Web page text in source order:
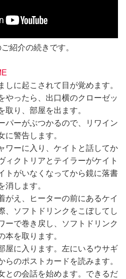
紹介の続きです。
しに起こされて目が覚めます。
やったら、出口横のクローゼッ
取り、部屋を出ます。
パーがぶつかるので、リワイン
に警告します。
ワーに入り、ケイトと話してか
ィクトリアとテイラーがケイト
トがいなくなってから鏡に落書
消します。
がえ、ヒーターの前にあるケイ
、ソフトドリンクをこぼしてし
ーで巻き戻し、ソフトドリンク
本を取ります。
屋に入ります。左にいるウサギ
のポストカードを読みます。
との会話を始めます。できるだ